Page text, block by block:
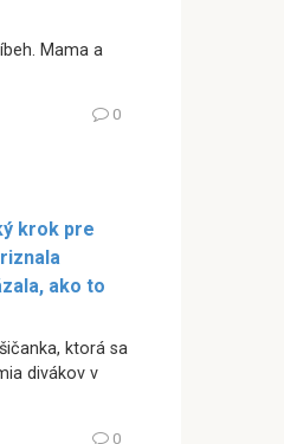
Mama a
0
krok pre
ako to
ktorá sa
divákov v
0